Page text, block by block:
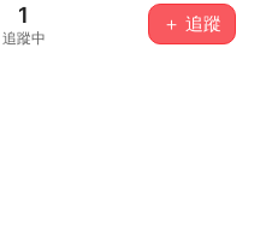
1
追蹤中
＋ 追蹤